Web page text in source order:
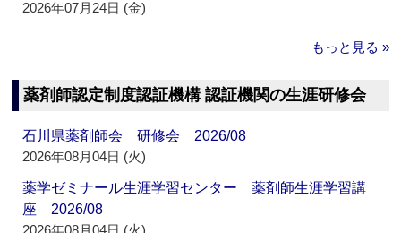
2026年07月24日 (金)
もっと見る »
薬剤師認定制度認証機構 認証機関の生涯研修会
石川県薬剤師会 研修会 2026/08
2026年08月04日 (火)
薬学ゼミナール生涯学習センター 薬剤師生涯学習講
座 2026/08